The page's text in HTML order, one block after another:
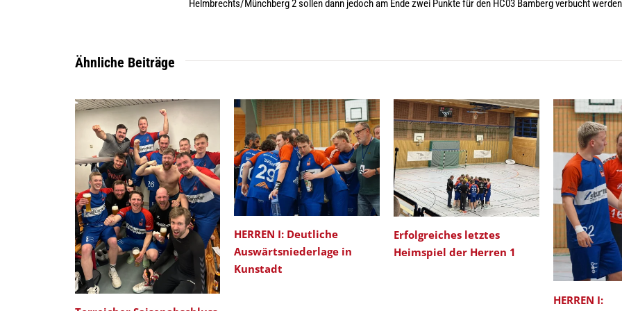
Helmbrechts/Münchberg 2 sollen dann jedoch am Ende zwei Punkte für den HC03 Bamberg verbucht
Ähnliche Beiträge
HERREN I: Deutliche
Auswärtsniederlage in
Kunstadt
Erfolgreiches letztes
Heimspiel der Herren 1
HERREN I: